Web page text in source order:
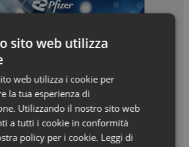
sito web utilizza
web utilizza i cookie per
la tua esperienza di
Utilizzando il nostro sito web
a tutti i cookie in conformità
policy per i cookie. Leggi di